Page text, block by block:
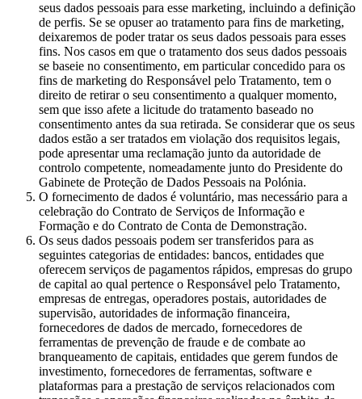
seus dados pessoais para esse marketing, incluindo a definição
de perfis. Se se opuser ao tratamento para fins de marketing,
deixaremos de poder tratar os seus dados pessoais para esses
fins. Nos casos em que o tratamento dos seus dados pessoais
se baseie no consentimento, em particular concedido para os
fins de marketing do Responsável pelo Tratamento, tem o
direito de retirar o seu consentimento a qualquer momento,
sem que isso afete a licitude do tratamento baseado no
consentimento antes da sua retirada. Se considerar que os seus
dados estão a ser tratados em violação dos requisitos legais,
pode apresentar uma reclamação junto da autoridade de
controlo competente, nomeadamente junto do Presidente do
Gabinete de Proteção de Dados Pessoais na Polónia.
O fornecimento de dados é voluntário, mas necessário para a
celebração do Contrato de Serviços de Informação e
Formação e do Contrato de Conta de Demonstração.
Os seus dados pessoais podem ser transferidos para as
seguintes categorias de entidades: bancos, entidades que
oferecem serviços de pagamentos rápidos, empresas do grupo
de capital ao qual pertence o Responsável pelo Tratamento,
empresas de entregas, operadores postais, autoridades de
supervisão, autoridades de informação financeira,
fornecedores de dados de mercado, fornecedores de
ferramentas de prevenção de fraude e de combate ao
branqueamento de capitais, entidades que gerem fundos de
investimento, fornecedores de ferramentas, software e
plataformas para a prestação de serviços relacionados com